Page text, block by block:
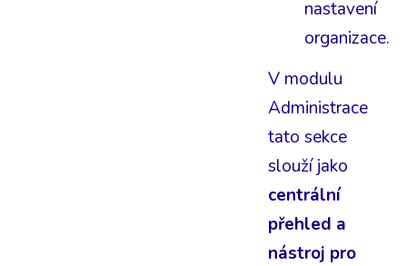
nastavení
organizace.
V modulu
Administrace
tato sekce
slouží jako
centrální
přehled a
nástroj pro